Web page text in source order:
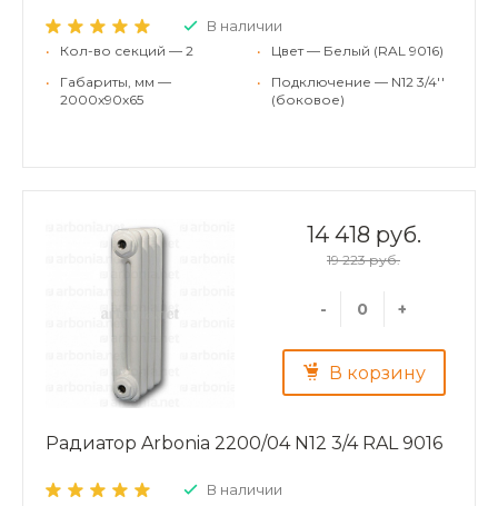
В наличии
•
Кол-во секций — 2
•
Габариты, мм —
2000x90x65
•
Цвет — Белый (RAL 9016)
•
Подключение — N12 3/4''
(боковое)
14 418 руб.
19 223 руб.
- +
В корзину
Радиатор Arbonia 2200/04 N12 3/4 RAL 9016
В наличии